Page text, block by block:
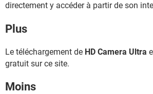
directement y accéder à partir de son
Plus
Le téléchargement de HD Camera Ultra
gratuit sur ce site.
Moins